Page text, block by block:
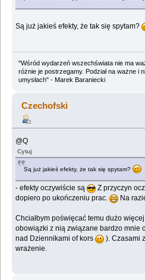
Są już jakieś efekty, że tak się spytam?
"Wśród wydarzeń wszechświata nie ma
różnie je postrzegamy. Podział na ważne i
umysłach" - Marek Baraniecki
Czechofski
@Q
Cytuj
Są już jakieś efekty, że tak się spytam?
- efekty oczywiście są
Z przyczyn
dopiero po ukończeniu prac.
Na
Chciałbym poświęcać temu dużo
obowiązki z nią związane bardzo mnie
nad Dziennikami of kors
). Czasami
wrażenie.